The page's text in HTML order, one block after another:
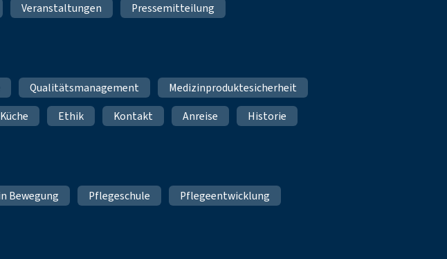
Veranstaltungen Pressemitteilung
Qualitätsmanagement
Medizinproduktesicherheit
Ethik Kontakt Anreise Historie
Bewegung Pflegeschule Pflegeentwicklung